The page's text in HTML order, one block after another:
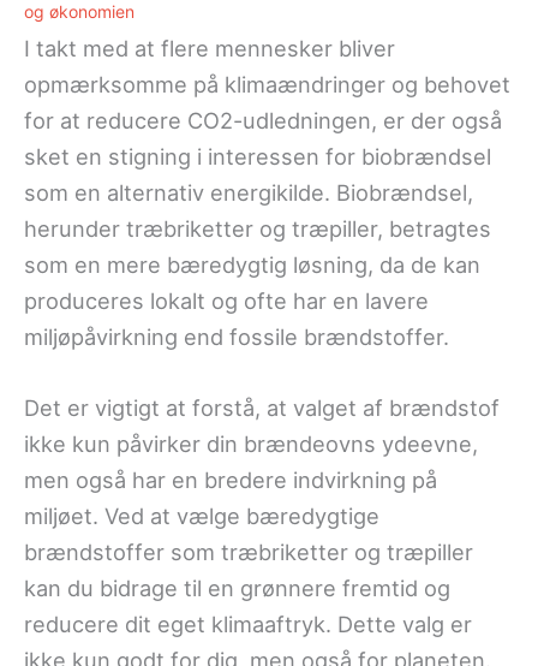
og økonomien
I takt med at flere mennesker bliver
opmærksomme på klimaændringer og behovet
for at reducere CO2-udledningen, er der også
sket en stigning i interessen for biobrændsel
som en alternativ energikilde. Biobrændsel,
herunder træbriketter og træpiller, betragtes
som en mere bæredygtig løsning, da de kan
produceres lokalt og ofte har en lavere
miljøpåvirkning end fossile brændstoffer.
Det er vigtigt at forstå, at valget af brændstof
ikke kun påvirker din brændeovns ydeevne,
men også har en bredere indvirkning på
miljøet. Ved at vælge bæredygtige
brændstoffer som træbriketter og træpiller
kan du bidrage til en grønnere fremtid og
reducere dit eget klimaaftryk. Dette valg er
ikke kun godt for dig, men også for planeten.